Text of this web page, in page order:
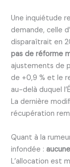
Une inquiétude
demande, celle
disparaîtrait en
pas de réforme
ajustements de
de +0,9 % et le
au-delà duquel
La dernière
récupération
Quant à la
infondée :
L’allocation est